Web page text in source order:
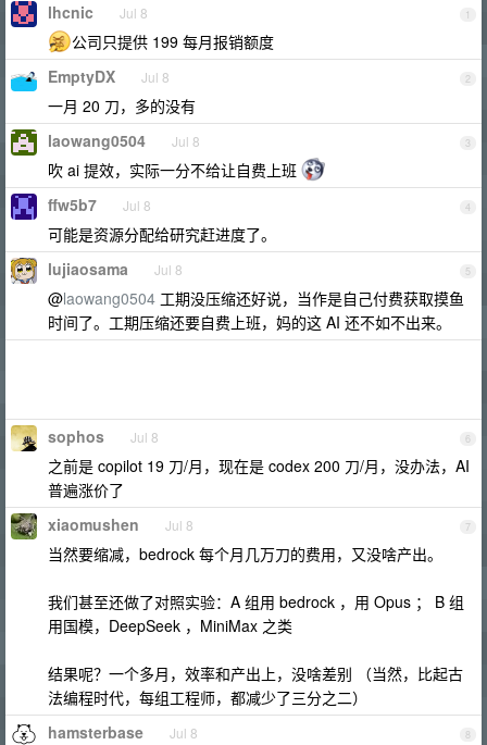
1
lhcnic Jul 8
公司只提供 199 每月报销额度
2
EmptyDX Jul 8
一月 20 刀，多的没有
3
laowang0504 Jul 8
吹 ai 提效，实际一分不给让自费上班
4
ffw5b7 Jul 8
可能是资源分配给研究赶进度了。
5
lujiaosama Jul 8
@laowang0504 工期没压缩还好说，当作是自己付费获取摸鱼
时间了。工期压缩还要自费上班，妈的这 AI 还不如不出来。
6
sophos Jul 8
之前是 copilot 19 刀/月，现在是 codex 200 刀/月，没办法，AI
普遍涨价了
7
xiaomushen Jul 8
当然要缩减，bedrock 每个月几万刀的费用，又没啥产出。
我们甚至还做了对照实验：A 组用 bedrock ，用 Opus ； B 组
用国模，DeepSeek ，MiniMax 之类
结果呢？一个多月，效率和产出上，没啥差别 （当然，比起古
法编程时代，每组工程师，都减少了三分之二）
8
hamsterbase Jul 8